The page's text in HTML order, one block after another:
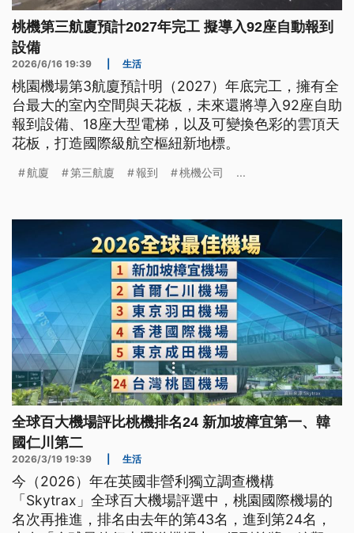
桃機第三航廈預計2027年完工 擬導入92座自動報到
設備
2026/6/16 19:39 生活
桃園機場第3航廈預計明（2027）年底完工，擁有全
台最大的室內空間與天花板，未來還將導入92座自助
報到設備、18座大型電梯，以及可變換色彩的雲頂天
花板，打造國際級航空樞紐新地標。
航廈 第三航廈 報到 桃機公司 ...
全球百大機場評比桃機排名24 新加坡樟宜第一、韓
國仁川第二
2026/3/19 19:39 生活
今（2026）年在英國非營利獨立調查機構
「Skytrax」全球百大機場評選中，桃園國際機場的
名次再推進，排名由去年的第43名，進到第24名，